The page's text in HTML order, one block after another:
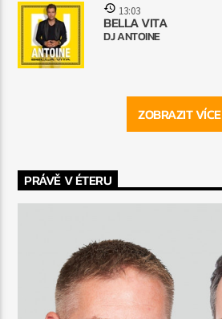
13:03
BELLA VITA
DJ ANTOINE
ZOBRAZIT VÍCE
PRÁVĚ V ÉTERU